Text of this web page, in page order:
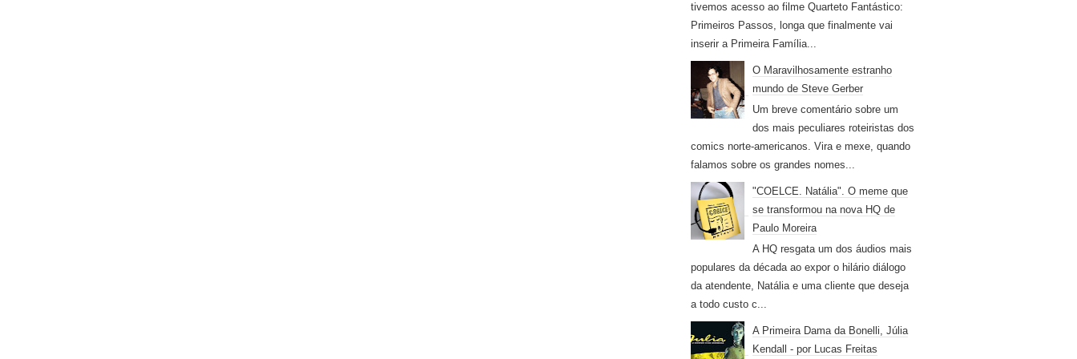
tivemos acesso ao filme Quarteto Fantástico:
Primeiros Passos, longa que finalmente vai
inserir a Primeira Família...
O Maravilhosamente estranho
mundo de Steve Gerber
Um breve comentário sobre um
dos mais peculiares roteiristas dos
comics norte-americanos. Vira e mexe, quando
falamos sobre os grandes nomes...
"COELCE. Natália". O meme que
se transformou na nova HQ de
Paulo Moreira
A HQ resgata um dos áudios mais
populares da década ao expor o hilário diálogo
da atendente, Natália e uma cliente que deseja
a todo custo c...
A Primeira Dama da Bonelli, Júlia
Kendall - por Lucas Freitas